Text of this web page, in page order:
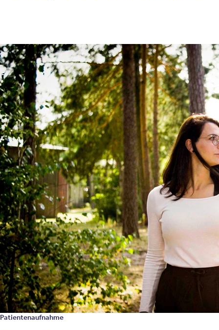
Diagnose Borderline
Persönlichkeitsstörung: Was tun?
Borderline-Störungen (BPS) gehören mit
einer Häufigkeit von etwa 1-2% in der
Gesamtbevölkerung Deutschlands zu den
häufigsten und bekanntesten
Persönlichkeitsstörungen (PS). Nach
Expertenschätzungen lassen sich auch bei
etwa 5% der Jugendlichen und jungen
Erwachsenen Anzeichen einer BPS finden.
Die BPS ist selbst für erfahrene Fachärzte
oft schwer zu erkennen. Die Diagnose
erfordert daher eine umfangreiche
Anamnese (eventuell unter Einbeziehung
von Angehörigen) und sorgfältige
differentialdiagnostische Abgrenzung von
möglichen anderen Erkrankungen.
Patientenaufnahme